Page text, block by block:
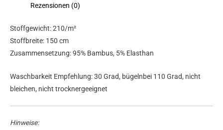
Rezensionen (0)
Stoffgewicht: 210/m²
Stoffbreite: 150 cm
Zusammensetzung: 95% Bambus, 5% Elasthan
Waschbarkeit Empfehlung: 30 Grad, bügelnbei 110 Grad, nicht
bleichen, nicht trocknergeeignet
Hinweise: